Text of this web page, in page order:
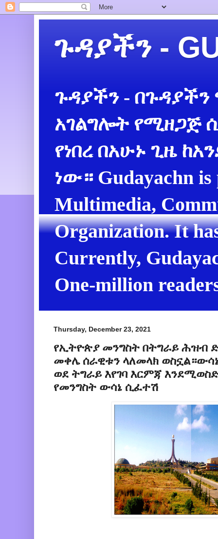
ጉዳያችን -
ጉዳያችን -
አገልግሎት የሚዘጋጅ
የነበረ በአሁኑ ጊዜ
ነው። Gudayachn is
Multimedia,
Organization. It
Currently,
One-million
Thursday, December 23, 2021
የኢትዮጵያ መንግስት በትግራይ ሕዝብ
መቀሌ ሰራዊቱን ላለመላክ
ወደ ትግራይ እየገባ እርምጃ
የመንግስት ውሳኔ ሲፈተሽ